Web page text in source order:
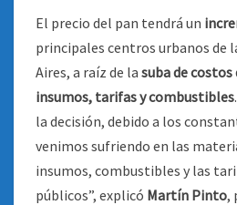
El precio del pan tendrá un
principales centros urbanos de
Aires, a raíz de la suba de
insumos, tarifas y combustibles
la decisión, debido a los
venimos sufriendo en las
insumos, combustibles y las
públicos”, explicó Martín Pinto,